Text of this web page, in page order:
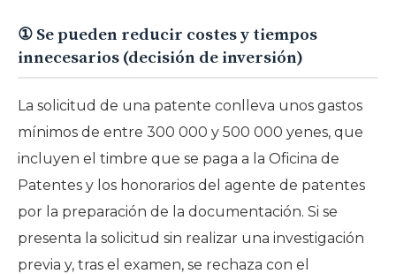
① Se pueden reducir costes y tiempos
innecesarios (decisión de inversión)
La solicitud de una patente conlleva unos gastos
mínimos de entre 300 000 y 500 000 yenes, que
incluyen el timbre que se paga a la Oficina de
Patentes y los honorarios del agente de patentes
por la preparación de la documentación. Si se
presenta la solicitud sin realizar una investigación
previa y, tras el examen, se rechaza con el